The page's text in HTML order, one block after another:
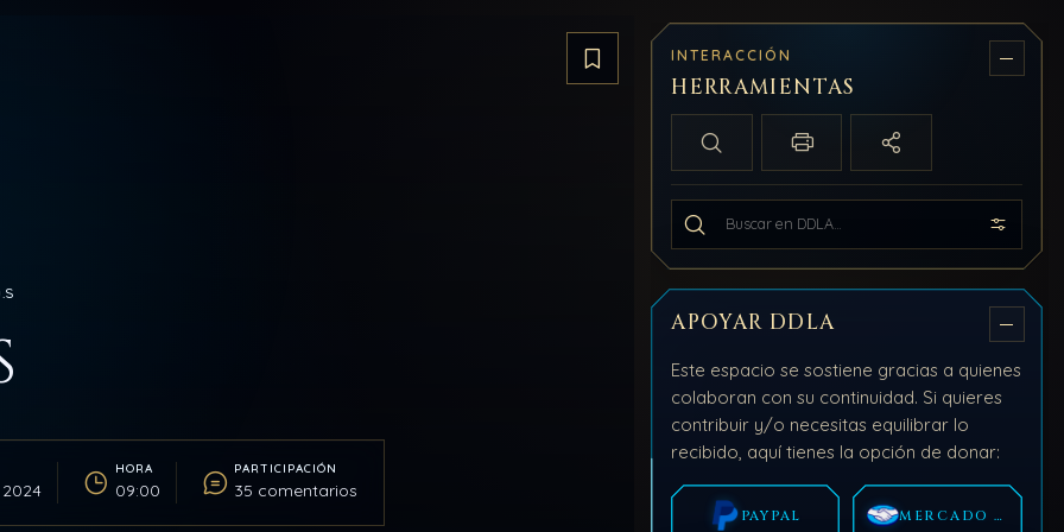
Guardar artículo
HORA
09:00
PARTICIPACIÓN
35 comentarios
INTERACCIÓN
HERRAMIENTAS
Búsqueda localImprimir / PDFCompartir
Buscar en todo DDLA
APOYAR DDLA
Este espacio se sostiene gracias a quienes
colaboran con su continuidad. Si quieres
contribuir y/o necesitas equilibrar lo
recibido, aquí tienes la opción de donar:
PAYPAL MERCADO PAGO